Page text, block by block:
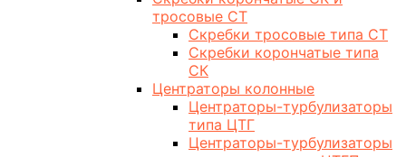
тросовые СТ
Скребки тросовые типа СТ
Скребки корончатые типа
СК
Центраторы колонные
Центраторы-турбулизаторы
типа ЦТГ
Центраторы-турбулизаторы